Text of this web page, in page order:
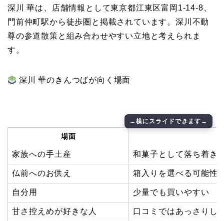
深川 華は、店舗情報として東京都江東区富岡1-14-8、
門前仲町駅から徒歩圏と掲載されています。深川不動
尊の参道散策と組み合わせやすい立地と考えられま
す。
深川 華のきんつばが向く場面
場面
家族への手土産 和菓子として落ち着き
仏前へのお供え 箱入りを選べる可能性
自分用 少量でも買いやすい
甘さ控えめが好きな人 口コミではあっさりし